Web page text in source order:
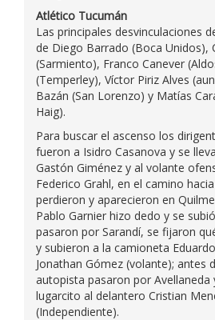
Atlético Tucumán
Las principales desvinculaciones
de Diego Barrado (Boca Unidos),
(Sarmiento), Franco Canever
(Temperley), Víctor Piriz Alves
Bazán (San Lorenzo) y Matías
Haig).
Para buscar el ascenso los
fueron a Isidro Casanova y se
Gastón Giménez y al volante
Federico Grahl, en el camino
perdieron y aparecieron en
Pablo Garnier hizo dedo y se
pasaron por Sarandí, se fijaron
y subieron a la camioneta
Jonathan Gómez (volante); antes
autopista pasaron por Avellaneda
lugarcito al delantero Cristian
(Independiente).